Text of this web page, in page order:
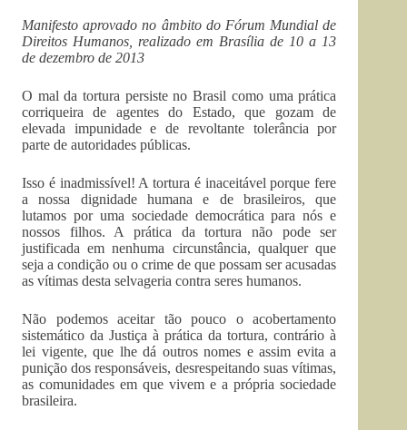
Manifesto aprovado no âmbito do Fórum Mundial de
Direitos Humanos, realizado em Brasília de 10 a 13
de dezembro de 2013
O mal da tortura persiste no Brasil como uma prática
corriqueira de agentes do Estado, que gozam de
elevada impunidade e de revoltante tolerância por
parte de autoridades públicas.
Isso é inadmissível! A tortura é inaceitável porque fere
a nossa dignidade humana e de brasileiros, que
lutamos por uma sociedade democrática para nós e
nossos filhos. A prática da tortura não pode ser
justificada em nenhuma circunstância, qualquer que
seja a condição ou o crime de que possam ser acusadas
as vítimas desta selvageria contra seres humanos.
Não podemos aceitar tão pouco o acobertamento
sistemático da Justiça à prática da tortura, contrário à
lei vigente, que lhe dá outros nomes e assim evita a
punição dos responsáveis, desrespeitando suas vítimas,
as comunidades em que vivem e a própria sociedade
brasileira.